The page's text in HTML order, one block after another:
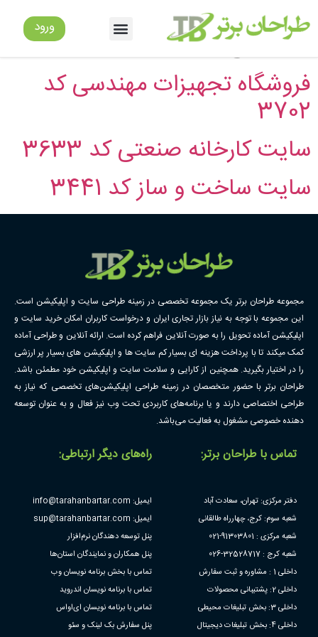
ورود صنعتی
فروشگاه تجهیزات مهندسی کد
3702
سایت کارخانه صنعتی کد 3633
سایت ساخت و ساز کد 3441
مجموعه طراحان برتر یک مجموعه تخصصی در زمینه طراحی سایت و اپلیکیشن است.
این مجموعه با توجه به نیاز بازار تجاری ایران و درخواست کاربران امکان خرید سایت و
اپلیکیشن آماده تحویل را به صورت آنلاین فراهم کرده است. ارائه آنلاین و طراحی آماده
کمک میکند تا با پرداخت هزینه ای بسیار کم سایت ها و اپلیکیشن های بسیار پر ارزشی
را در اختیار بگیرید. همچنین از کارایی و سلامت سایت و اپلیکیشن خود مطمئن باشد.
طراحان برتر با حضور متخصصان در زمینه طراحی اپلیکیشن‌های تخصصی که نیاز به
طراحی اختصاصی دارند و یا برنامه‌های کاربردی تحت وب نیز فعال و به عنوان توسعه
دهنده خصوصی مشغول به فعالیت می‌باشد.
تماس با طراحان برتر:
دفتر مرکزی: تهران، سعادت آباد
شعبه سوم: کرج، چهارراه طالقانی
شعبه مرکزی : 91303801-021
شعبه کرج : 32528717-026
داخلی 1 : مشاوره و ثبت سفارش
داخلی 2: پشتیبانی محصولات
داخلی 3: بخش تبلیغات محیطی
داخلی 4: بخش تبلیغات دیجیتال
راه‌های دیگر ارتباطی:
ایمیل: info@tarahanbartar.com
ایمیل: sup@tarahanbartar.com
پنل توسعه دهندگان نرم‌افزار
پنل همکاران و نمایندگان استان‌ها
تماس با بخش برنامه نویسان وب
تماس با برنامه نویسان اندروید
تماس با برنامه نویسان ای‌او‌اس
پنل سفارش بک لینک و سئو